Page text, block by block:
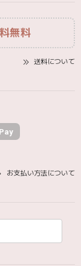
無料
送料について
お支払い方法について